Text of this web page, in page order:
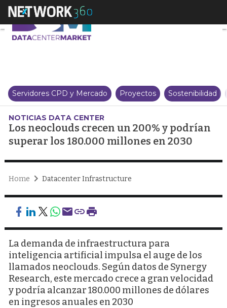
Los neoclouds crecen un 200%
Servidores CPD y Mercado Proyectos Sostenibilidad
NOTICIAS DATA CENTER
Los neoclouds crecen un 200% y podrían
superar los 180.000 millones en 2030
Home Datacenter Infrastructure
La demanda de infraestructura para
inteligencia artificial impulsa el auge de los
llamados neoclouds. Según datos de Synergy
Research, este mercado crece a gran velocidad
y podría alcanzar 180.000 millones de dólares
en ingresos anuales en 2030